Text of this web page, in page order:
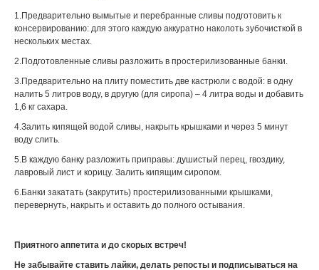
1.Предварительно вымытые и перебранные сливы подготовить к
консервированию: для этого каждую аккуратно наколоть зубочисткой в
нескольких местах.
2.Подготовленные сливы разложить в простерилизованные банки.
3.Предварительно на плиту поместить две кастрюли с водой: в одну
налить 5 литров воду, в другую (для сиропа) – 4 литра воды и добавить
1,6 кг сахара.
4.Залить кипящей водой сливы, накрыть крышками и через 5 минут
воду слить.
5.В каждую банку разложить приправы: душистый перец, гвоздику,
лавровый лист и корицу. Залить кипящим сиропом.
6.Банки закатать (закрутить) простерилизованными крышками,
перевернуть, накрыть и оставить до полного остывания.
Приятного аппетита и до скорых встреч!
Не забывайте ставить лайки, делать репосты и подписываться на